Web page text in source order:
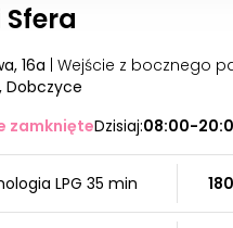
Sfera
16a | Wejście z bocznego
, Dobczyce
zamknięteDzisiaj:08:00-
LPG 35 min